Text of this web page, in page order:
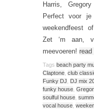
Harris,
Perfect voor je
weekendfeest
Zet ‘m aan,
meevoeren! read
Tags beach party
Claptone club
Funky DJ
DJ mix
funky house
soulful house
vocal house